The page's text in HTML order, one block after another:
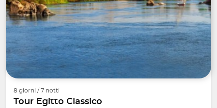
8 giorni / 7 notti
Tour Egitto Classico